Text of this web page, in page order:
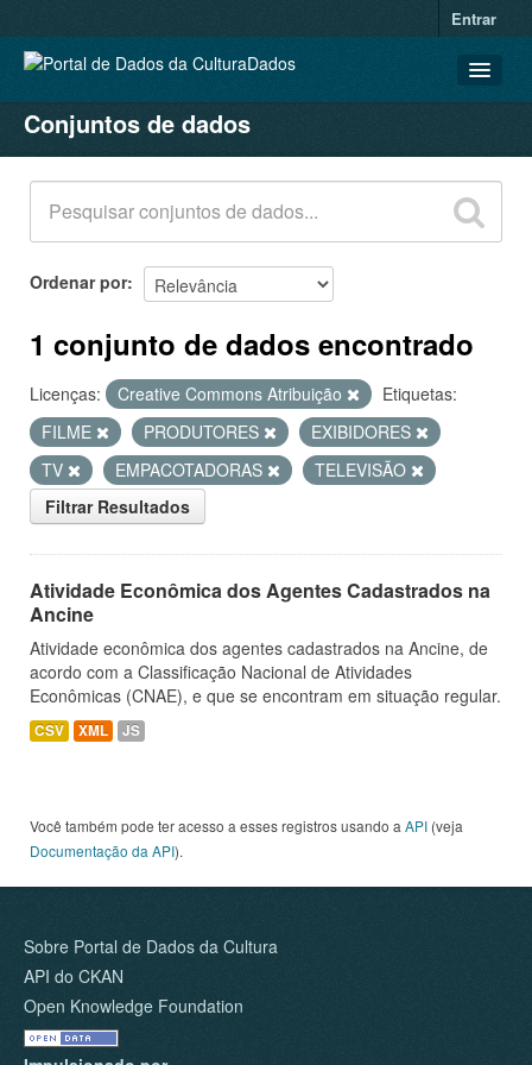
Entrar
CONJUNTOS DE DADOS
ORGANIZAÇÕES
GRUPOS
SOBRE
Conjuntos de dados
Ordenar por
1 conjunto de dados encontrado
Licenças: Creative Commons Atribuição
Etiquetas:
FILME
PRODUTORES
EXIBIDORES
TV
EMPACOTADORAS
TELEVISÃO
Filtrar Resultados
Atividade Econômica dos Agentes Cadastrados na
Ancine
Atividade econômica dos agentes cadastrados na Ancine, de
acordo com a Classificação Nacional de Atividades
Econômicas (CNAE), e que se encontram em situação regular.
CSV XML JS
Você também pode ter acesso a esses registros usando a API (veja
Documentação da API).
Sobre Portal de Dados da Cultura
API do CKAN
Open Knowledge Foundation